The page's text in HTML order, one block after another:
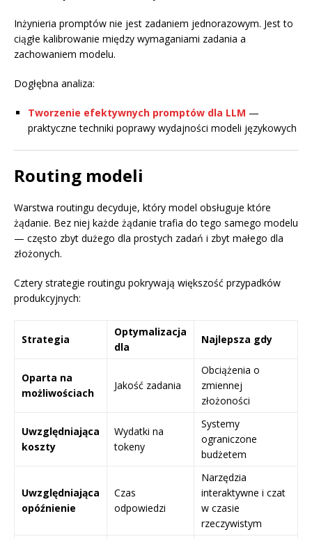
Inżynieria promptów nie jest zadaniem jednorazowym. Jest to
ciągłe kalibrowanie między wymaganiami zadania a
zachowaniem modelu.
Dogłębna analiza:
Tworzenie efektywnych promptów dla LLM —
praktyczne techniki poprawy wydajności modeli językowych
Routing modeli
Warstwa routingu decyduje, który model obsługuje które
żądanie. Bez niej każde żądanie trafia do tego samego modelu
— często zbyt dużego dla prostych zadań i zbyt małego dla
złożonych.
Cztery strategie routingu pokrywają większość przypadków
produkcyjnych:
Strategia
Optymalizacja
dla
Najlepsza gdy
Oparta na
możliwościach
Jakość zadania
Obciążenia o
zmiennej
złożoności
Uwzględniająca
koszty
Wydatki na
tokeny
Systemy
ograniczone
budżetem
Uwzględniająca
opóźnienie
Czas
odpowiedzi
Narzędzia
interaktywne i czat
w czasie
rzeczywistym